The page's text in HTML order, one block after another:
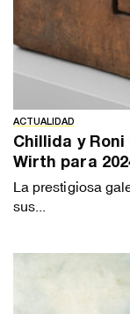
ACTUALIDAD
Chillida y
Wirth para
La prestigiosa
sus...